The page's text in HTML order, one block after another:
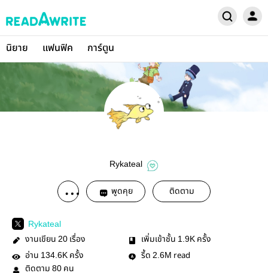
นิยาย แฟนฟิค การ์ตูน
Rykateal
พูดคุย ติดตาม
Rykateal
งานเขียน 20 เรื่อง เพิ่มเข้าชั้น 1.9K ครั้ง
อ่าน 134.6K ครั้ง รี้ด 2.6M read
ติดตาม 80 คน